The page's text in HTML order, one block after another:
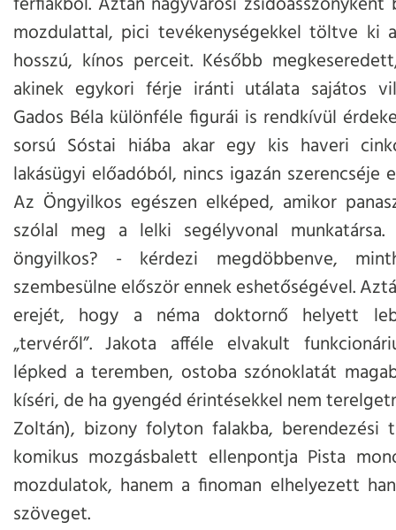
mozdulattal, pici tevékenységekkel töltve ki
hosszú, kínos perceit. Később
akinek egykori férje iránti utálata sajátos
Gados Béla különféle figurái is rendkívül
sorsú Sóstai hiába akar egy kis haveri
lakásügyi előadóból, nincs igazán szerencséje
Az Öngyilkos egészen elképed, amikor
szólal meg a lelki segélyvonal
öngyilkos? - kérdezi megdöbbenve,
szembesülne először ennek eshetőségével.
erejét, hogy a néma doktornő helyett
„tervéről”. Jakota afféle elvakult
lépked a teremben, ostoba szónoklatát
kíséri, de ha gyengéd érintésekkel nem
Zoltán), bizony folyton falakba, berendezési
komikus mozgásbalett ellenpontja Pista
mozdulatok, hanem a finoman elhelyezett
szöveget.